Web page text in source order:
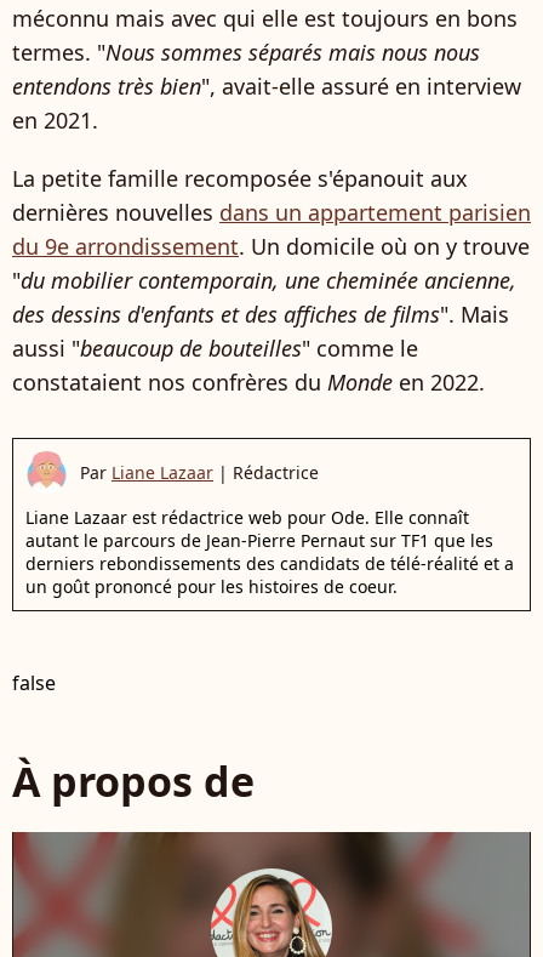
méconnu mais avec qui elle est toujours en bons
termes. "Nous sommes séparés mais nous nous
entendons très bien", avait-elle assuré en interview
en 2021.
La petite famille recomposée s'épanouit aux
dernières nouvelles dans un appartement parisien
du 9e arrondissement. Un domicile où on y trouve
"du mobilier contemporain, une cheminée ancienne,
des dessins d'enfants et des affiches de films". Mais
aussi "beaucoup de bouteilles" comme le
constataient nos confrères du Monde en 2022.
Par Liane Lazaar | Rédactrice
Liane Lazaar est rédactrice web pour Ode. Elle connaît
autant le parcours de Jean-Pierre Pernaut sur TF1 que les
derniers rebondissements des candidats de télé-réalité et a
un goût prononcé pour les histoires de coeur.
false
À propos de